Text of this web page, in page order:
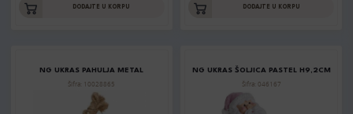
DODAJTE U KORPU DODAJTE U KORPU
NG UKRAS PAHULJA METAL
Šifra: 10028865
NG UKRAS ŠOLJICA PASTEL H9,2CM
Šifra: 046167